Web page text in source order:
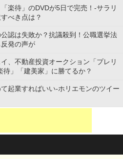
楽待」のDVDが5日で完売！-サラリ
べき点は？
認は失敗か？抗議殺到！公職選挙法
発の声が
、不動産投資オークション「プレリ
」「建美家」に勝てるか？
起業すればいい-ホリエモンのツイー